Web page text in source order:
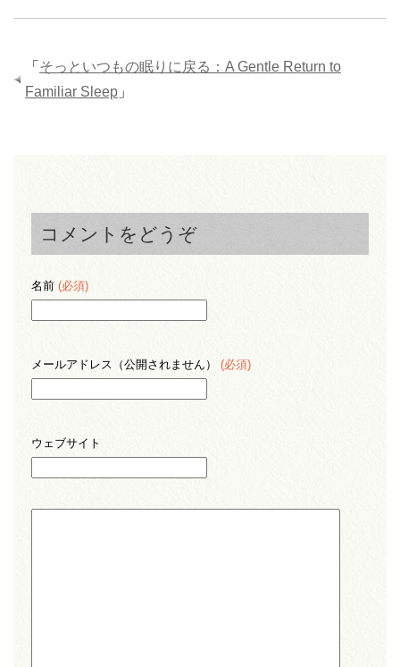
「 そっといつもの眠りに戻る：A Gentle Return to
Familiar Sleep 」
コメントをどうぞ
名前 (必須)
メールアドレス（公開されません） (必須)
ウェブサイト